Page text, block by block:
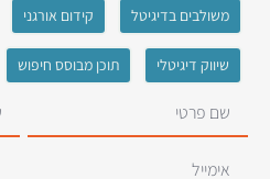
משולבים בדיגיטל קידום אורגני
שיווק דיגיטלי תוכן מבוסס חיפוש